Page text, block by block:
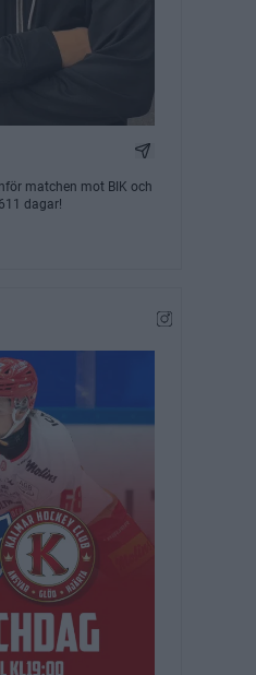
Dela
matchen mot BIK och
dagar!